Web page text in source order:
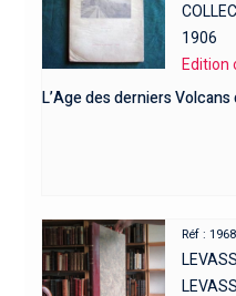
1906
Edition
L’Age des derniers
Réf :